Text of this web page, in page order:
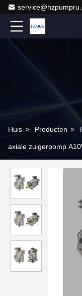
Huis > Producten >
axiale zuigerpomp